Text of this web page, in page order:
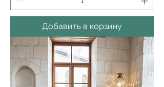
Добавить в корзину